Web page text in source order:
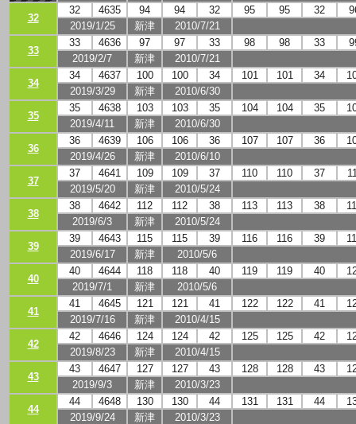
32
32 4635 94 94 32 95 95 32
2019/1/25
新津 2010/7/21
33
33 4636 97 97 33 98 98 33
2019/2/7
新津 2010/7/21
34
34 4637 100 100 34 101 101 34
2019/3/29
新津 2010/6/30
35
35 4638 103 103 35 104 104 35
2019/4/11
新津 2010/6/30
36
36 4639 106 106 36 107 107 36
2019/4/26
新津 2010/6/10
37
37 4641 109 109 37 110 110 37
2019/5/20
新津 2010/5/24
38
38 4642 112 112 38 113 113 38
2019/6/3
新津 2010/5/24
39
39 4643 115 115 39 116 116 39
2019/6/17
新津 2010/5/6
40
40 4644 118 118 40 119 119 40
2019/7/1
新津 2010/5/6
41
41 4645 121 121 41 122 122 41
2019/7/16
新津 2010/4/15
42
42 4646 124 124 42 125 125 42
2019/8/23
新津 2010/4/15
43
43 4647 127 127 43 128 128 43
2019/9/3
新津 2010/3/23
44
44 4648 130 130 44 131 131 44
2019/9/24
新津 2010/3/23